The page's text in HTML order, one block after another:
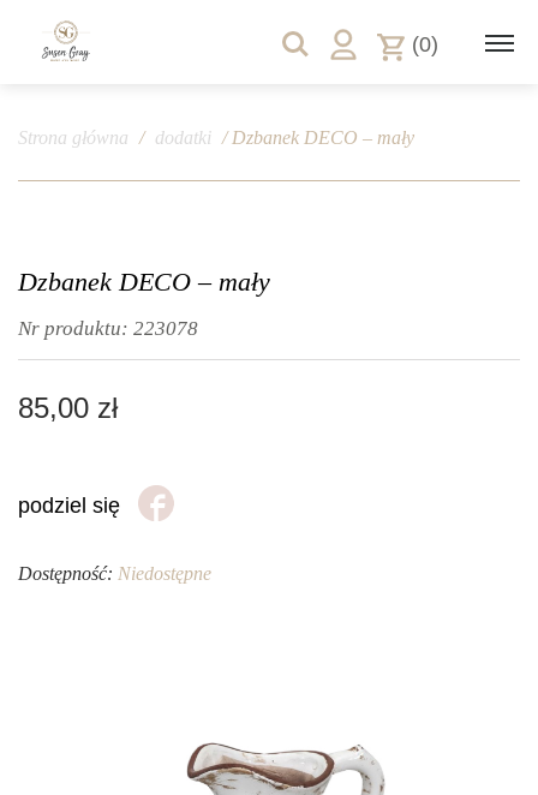
(0)
Strona główna / dodatki / Dzbanek DECO – mały
Dzbanek DECO – mały
Nr produktu: 223078
85,00 zł
podziel się
Dostępność: Niedostępne